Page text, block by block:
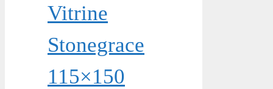
Vitrine
Stonegrace
115×150